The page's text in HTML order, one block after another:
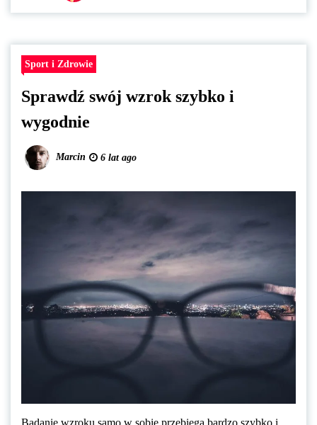
Sport i Zdrowie
Sprawdź swój wzrok szybko i
wygodnie
Marcin 6 lat ago
Badanie wzroku samo w sobie przebiega bardzo szybko i